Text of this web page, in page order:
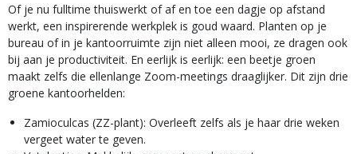
Of je nu fulltime thuiswerkt of af en toe een dagje op afstand
werkt, een inspirerende werkplek is goud waard. Planten op je
bureau of in je kantoorruimte zijn niet alleen mooi, ze dragen ook
bij aan je productiviteit. En eerlijk is eerlijk: een beetje groen
maakt zelfs die ellenlange Zoom-meetings draaglijker. Dit zijn drie
groene kantoorhelden:
Zamioculcas (ZZ-plant): Overleeft zelfs als je haar drie weken
vergeet water te geven.